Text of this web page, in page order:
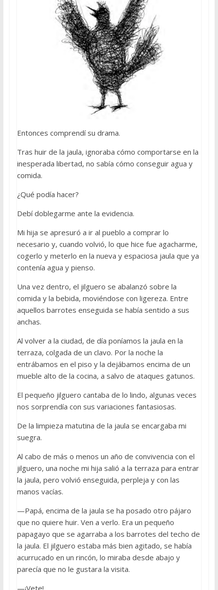
Entonces comprendí su drama.
Tras huir de la jaula, ignoraba cómo comportarse en la
inesperada libertad, no sabía cómo conseguir agua y
comida.
¿Qué podía hacer?
Debí doblegarme ante la evidencia.
Mi hija se apresuró a ir al pueblo a comprar lo
necesario y, cuando volvió, lo que hice fue agacharme,
cogerlo y meterlo en la nueva y espaciosa jaula que ya
contenía agua y pienso.
Una vez dentro, el jilguero se abalanzó sobre la
comida y la bebida, moviéndose con ligereza. Entre
aquellos barrotes enseguida se había sentido a sus
anchas.
Al volver a la ciudad, de día poníamos la jaula en la
terraza, colgada de un clavo. Por la noche la
entrábamos en el piso y la dejábamos encima de un
mueble alto de la cocina, a salvo de ataques gatunos.
El pequeño jilguero cantaba de lo lindo, algunas veces
nos sorprendía con sus variaciones fantasiosas.
De la limpieza matutina de la jaula se encargaba mi
suegra.
Al cabo de más o menos un año de convivencia con el
jilguero, una noche mi hija salió a la terraza para entrar
la jaula, pero volvió enseguida, perpleja y con las
manos vacías.
—Papá, encima de la jaula se ha posado otro pájaro
que no quiere huir. Ven a verlo. Era un pequeño
papagayo que se agarraba a los barrotes del techo de
la jaula. El jilguero estaba más bien agitado, se había
acurrucado en un rincón, lo miraba desde abajo y
parecía que no le gustara la visita.
—¡Vete!